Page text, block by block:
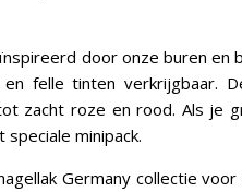
door onze buren en
felle tinten verkrijgbaar.
zacht roze en rood. Als je
minipack.
Germany collectie